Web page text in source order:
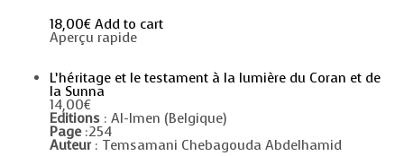
18,00€ Add to cart
Aperçu rapide
L’héritage et le testament à la lumière du Coran et de
la Sunna
14,00€
Editions : Al-Imen (Belgique)
Page:254
Auteur : Temsamani Chebagouda Abdelhamid